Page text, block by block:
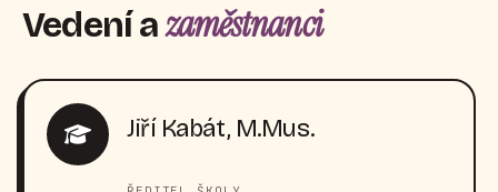
Vedení azaměstnanci
Jiří Kabát, M.Mus.